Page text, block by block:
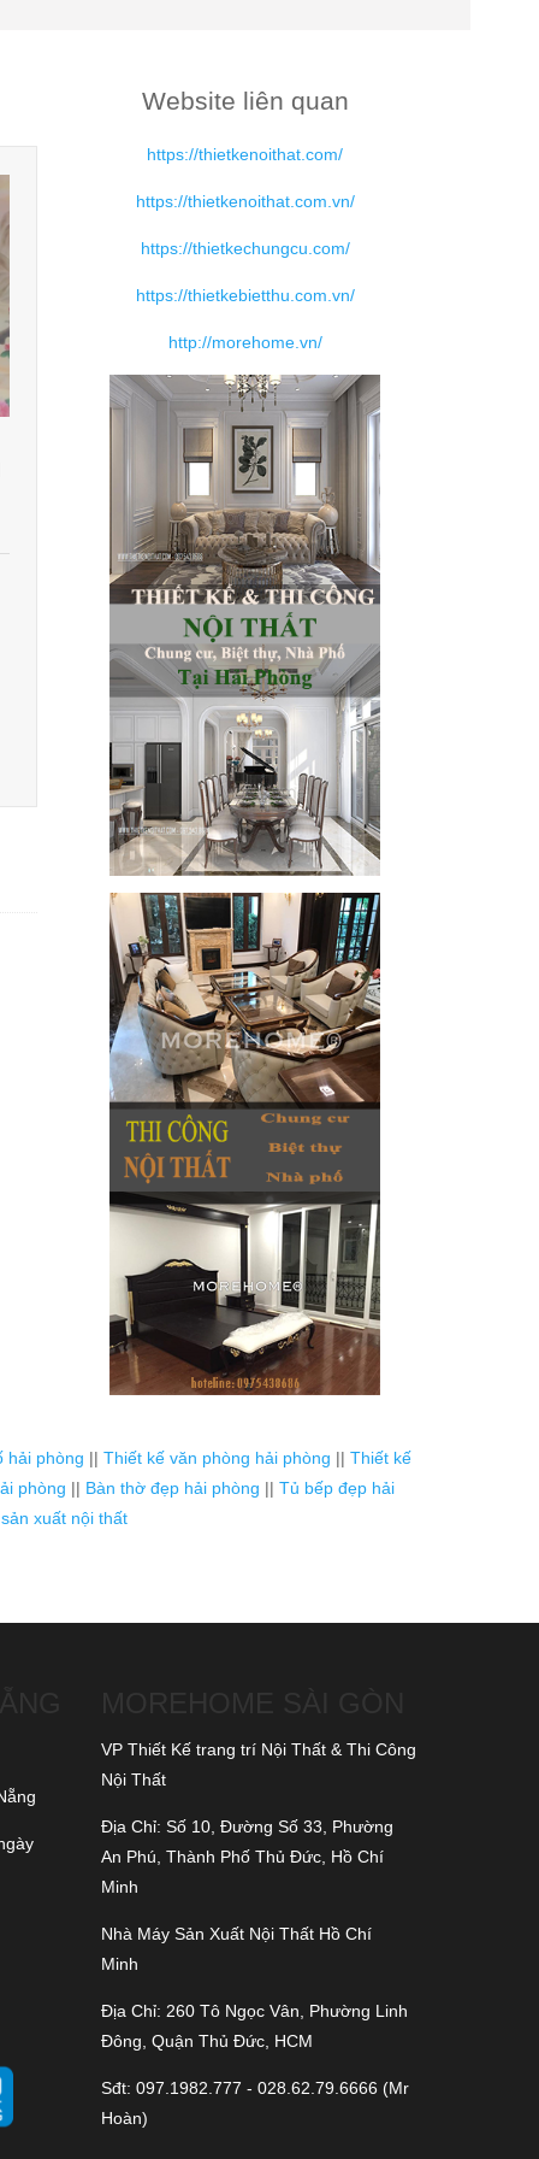
Website liên quan
https://thietkenoithat.com/
https://thietkenoithat.com.vn/
https://thietkechungcu.com/
https://thietkebietthu.com.vn/
http://morehome.vn/
hải phòng || Thiết kế văn phòng hải phòng || Thiết kế
phòng || Bàn thờ đẹp hải phòng || Tủ bếp đẹp hải
xuất nội thất
VP Thiết Kế trang trí Nội Thất & Thi Công
Nội Thất
Địa Chỉ: Số 10, Đường Số 33, Phường
An Phú, Thành Phố Thủ Đức, Hồ Chí
Minh
Nhà Máy Sản Xuất Nội Thất Hồ Chí
Minh
Địa Chỉ: 260 Tô Ngọc Vân, Phường Linh
Đông, Quận Thủ Đức, HCM
Sđt: 097.1982.777 - 028.62.79.6666 (Mr
Hoàn)